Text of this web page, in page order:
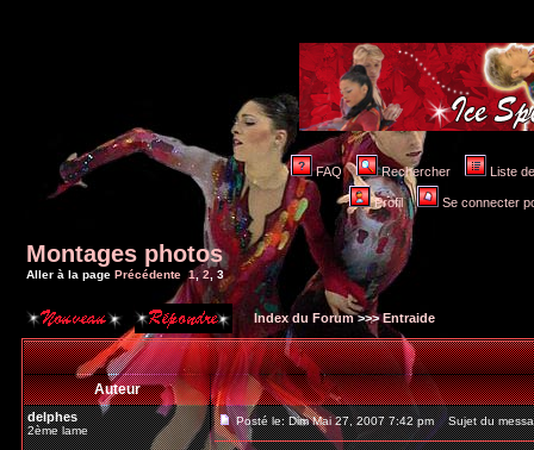
FAQ Rechercher Liste
Profil Se connecter
Montages photos
Aller à la page Précédente 1,2 3
Index du Forum>>>Entraide
Auteur
delphes
2ème lame
Posté le: Dim Mai 27, 2007 7:42 pm Sujet du